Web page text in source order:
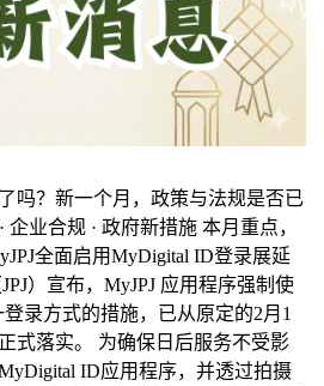
吗？新一个月，政策与法规是否已
企业合规 · 政府新措施 本月重点，
全面启用MyDigital ID登录展延
）宣布，MyJPJ 应用程序强制使
录方式的措施，已从原定的2月1
式落实。 为确保日后服务不受影
ID应用程序，并透过拍摄